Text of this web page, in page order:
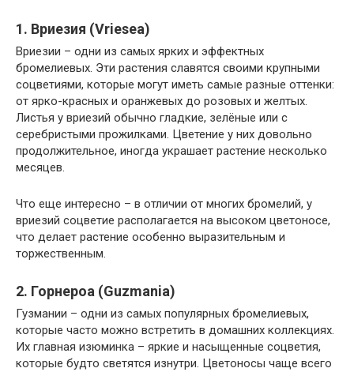
1. Вриезия (Vriesea)
Вриезии – одни из самых ярких и эффектных
бромелиевых. Эти растения славятся своими крупными
соцветиями, которые могут иметь самые разные оттенки:
от ярко-красных и оранжевых до розовых и желтых.
Листья у вриезий обычно гладкие, зелёные или с
серебристыми прожилками. Цветение у них довольно
продолжительное, иногда украшает растение несколько
месяцев.
Что еще интересно – в отличии от многих бромелий, у
вриезий соцветие располагается на высоком цветоносе,
что делает растение особенно выразительным и
торжественным.
2. Горнероа (Guzmania)
Гузмании – одни из самых популярных бромелиевых,
которые часто можно встретить в домашних коллекциях.
Их главная изюминка – яркие и насыщенные соцветия,
которые будто светятся изнутри. Цветоносы чаще всего